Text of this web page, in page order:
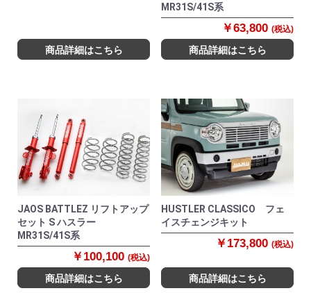
商品詳細はこちら
MR31S/41S系
￥63,800 (税込)
商品詳細はこちら
JAOS BATTLEZ リフトアップ
セット S ハスラー
MR31S/41S系
￥100,100 (税込)
商品詳細はこちら
HUSTLER CLASSICO フェ
イスチェンジキット
￥173,800 (税込)
商品詳細はこちら